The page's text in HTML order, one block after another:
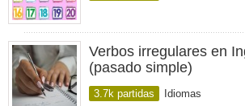
Verbos irregulares en
(pasado simple)
3.7k partidas Idiomas